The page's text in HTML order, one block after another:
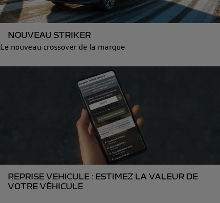
NOUVEAU STRIKER
Le nouveau crossover de la marque
REPRISE VEHICULE : ESTIMEZ LA VALEUR DE
VOTRE VÉHICULE